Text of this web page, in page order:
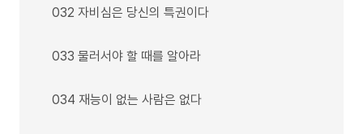
032 자비심은 당신의 특권이다
033 물러서야 할 때를 알아라
034 재능이 없는 사람은 없다